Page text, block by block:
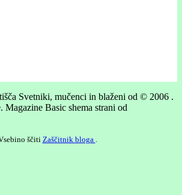
Svetniki, mučenci in blaženi od © 2006 .
Magazine Basic shema strani od
ščitiZaščitnik bloga .